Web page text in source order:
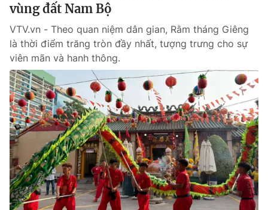
VTV9
Liên hệ tòa soạn English
THỜI BÁO VTV
Theo dõi báo trên
Cơ quan chủ quản:Đài Truyền hình Việt Nam
Cơ quan báo chí: Thời báo VTV
vùng đất Nam Bộ
VTV.vn - Theo quan niệm dân gian, Rằm tháng Giêng
là thời điểm trăng tròn đầy nhất, tượng trưng cho sự
viên mãn và hanh thông.